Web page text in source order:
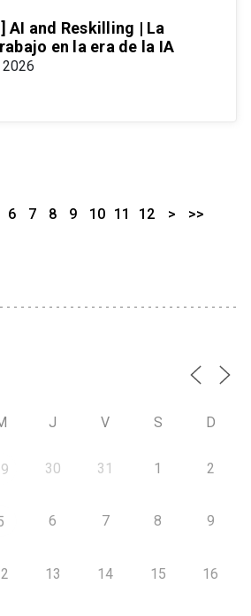
AI and Reskilling | La
en la era de la IA
2026
6 7 8 9 10 11 12 > >>
J V S D
30 31 1 2
6 7 8 9
13 14 15 16